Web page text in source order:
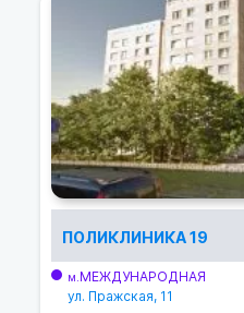
ПОЛИКЛИНИКА 19
м.МЕЖДУНАРОДНАЯ
ул. Пражская, 11